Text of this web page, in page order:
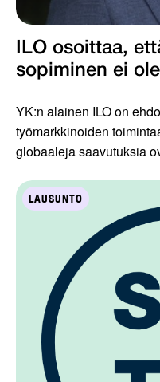
ILO osoittaa,
sopiminen ei
YK:n alainen ILO on
työmarkkinoiden
globaaleja saavutuksia
LAUSUNTO